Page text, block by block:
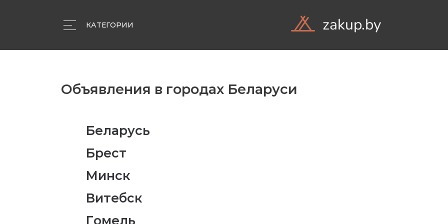
КАТЕГОРИИ zakup.by
Объявления в городах Беларуси
Беларусь
Брест
Минск
Витебск
Гомель